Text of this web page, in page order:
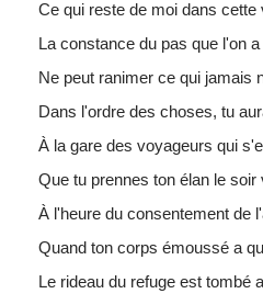
Ce qui reste de moi dans cette
La constance du pas que l'on a
Ne peut ranimer ce qui jamais
Dans l'ordre des choses, tu
À la gare des voyageurs qui
Que tu prennes ton élan le soir
À l'heure du consentement de
Quand ton corps émoussé a
Le rideau du refuge est tombé